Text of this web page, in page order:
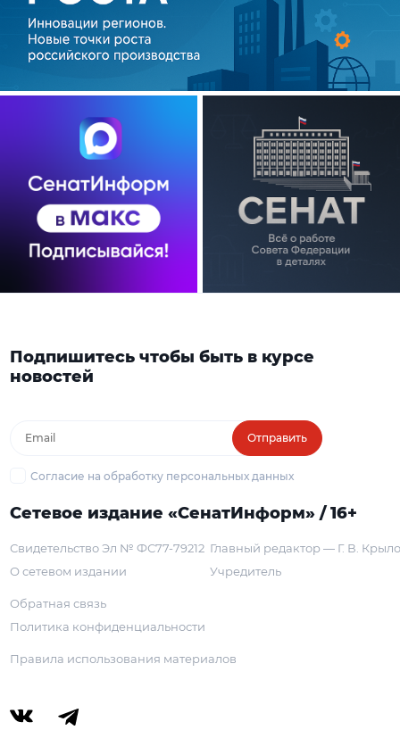
Подпишитесь чтобы быть в курсе
новостей
Отправить
Согласие на обработку персональных данных
Сетевое издание «СенатИнформ» / 16+
Свидетельство Эл № ФС77-79212
О сетевом издании
Главный редактор — Г. В.
Учредитель
Обратная связь
Политика конфиденциальности
Правила использования материалов